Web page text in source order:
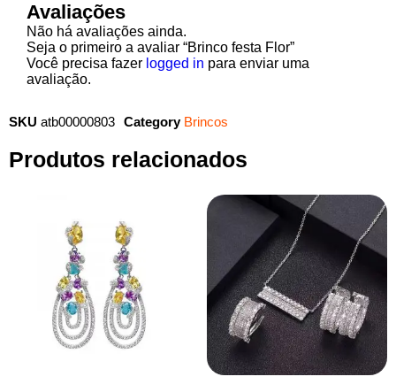
Avaliações
Não há avaliações ainda.
Seja o primeiro a avaliar “Brinco festa Flor”
Você precisa fazer logged in para enviar uma
avaliação.
SKU atb00000803 Category Brincos
Produtos relacionados